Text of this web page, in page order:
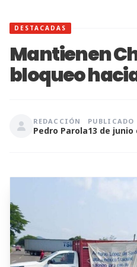
DESTACADAS
Mantienen
bloqueo
REDACCIÓN
Pedro Parola
PUBLICADO
13 de junio